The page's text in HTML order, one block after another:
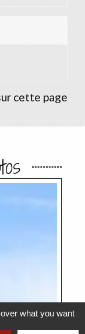
cette page
what you want